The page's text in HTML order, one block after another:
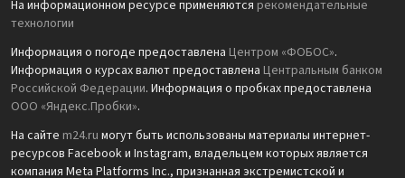
На информационном ресурсе применяются рекомендательные
технологии
Информация о погоде предоставлена Центром «ФОБОС».
Информация о курсах валют предоставлена Центральным банком
Российской Федерации. Информация о пробках предоставлена
ООО «Яндекс.Пробки».
На сайте m24.ru могут быть использованы материалы интернет-
ресурсов Facebook и Instagram, владельцем которых является
компания Meta Platforms Inc., признанная экстремистской и